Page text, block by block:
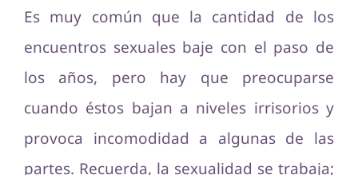
Es muy común que la cantidad de los
encuentros sexuales baje con el paso de
los años, pero hay que preocuparse
cuando éstos bajan a niveles irrisorios y
provoca incomodidad a algunas de las
partes. Recuerda, la sexualidad se trabaja;